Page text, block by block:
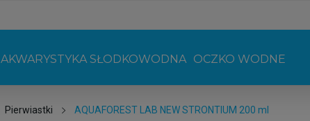
AKWARYSTYKA SŁODKOWODNA OCZKO WODNE
Pierwiastki AQUAFOREST LAB NEW STRONTIUM 200 ml